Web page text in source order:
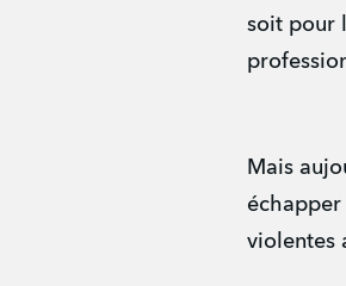
soit pour
Mais
échapper
violentes